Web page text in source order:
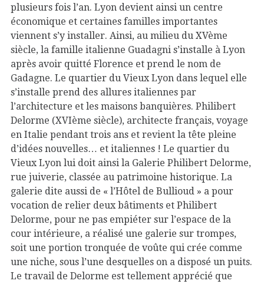
plusieurs fois l’an. Lyon devient ainsi un centre
économique et certaines familles importantes
viennent s’y installer. Ainsi, au milieu du XVème
siècle, la famille italienne Guadagni s’installe à Lyon
après avoir quitté Florence et prend le nom de
Gadagne. Le quartier du Vieux Lyon dans lequel elle
s’installe prend des allures italiennes par
l’architecture et les maisons banquières. Philibert
Delorme (XVIème siècle), architecte français, voyage
en Italie pendant trois ans et revient la tête pleine
d’idées nouvelles… et italiennes ! Le quartier du
Vieux Lyon lui doit ainsi la Galerie Philibert Delorme,
rue juiverie, classée au patrimoine historique. La
galerie dite aussi de « l’Hôtel de Bullioud » a pour
vocation de relier deux bâtiments et Philibert
Delorme, pour ne pas empiéter sur l’espace de la
cour intérieure, a réalisé une galerie sur trompes,
soit une portion tronquée de voûte qui crée comme
une niche, sous l’une desquelles on a disposé un puits.
Le travail de Delorme est tellement apprécié que